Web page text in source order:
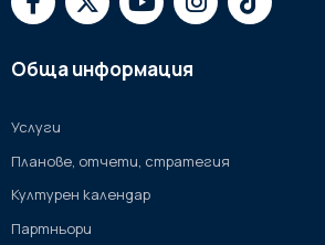
Обща информация
Услуги
Планове, отчети, стратегия
Културен календар
Партньори